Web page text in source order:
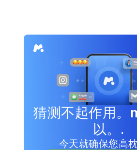
猜测不起作用。
以。.
今天就确保您高